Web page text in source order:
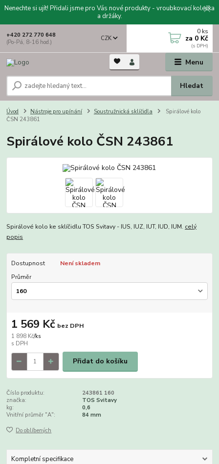
Nenechte si ujít! Přidali jsme pro Vás nové produkty - vroubkovací kolečka
a držáky.
Menu
CZK
Hledat
+420 272 770 648
(Po-Pá, 8-16 hod.)
0 ks
za 0 Kč
Úvod Nástroje pro upínání Soustružnická sklíčidla
Spirálové kolo
ČSN 243861
Spirálové kolo ČSN 243861
Spirálové kolo ke sklíčidlu TOS Svitavy - IUS, IUZ, IUT, IUD, IUM. celý
popis
Dostupnost
Není skladem
Průměr
1 898 Kč/ks
1 569 Kč bez DPH
Přidat do košíku
Číslo produktu:
243861 160
značka:
TOS Svitavy
kg:
0,6
Vnitřní průměr "A":
84 mm
Do oblíbených
Kompletní specifikace